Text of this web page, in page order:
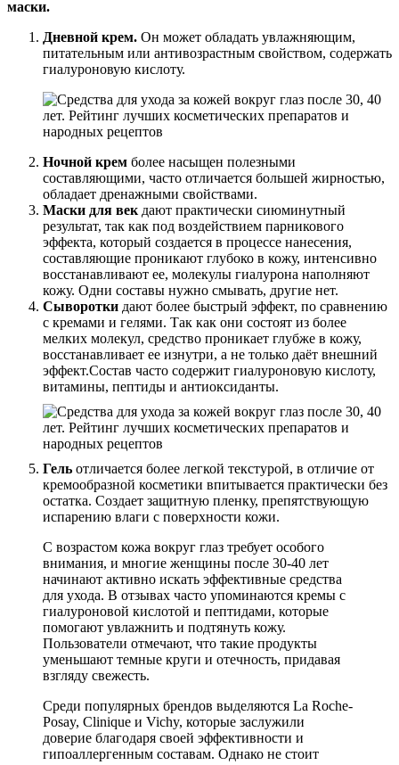
маски.
Дневной крем. Он может обладать увлажняющим,
питательным или антивозрастным свойством, содержать
гиалуроновую кислоту.
Ночной крем более насыщен полезными
составляющими, часто отличается большей жирностью,
обладает дренажными свойствами.
Маски для век дают практически сиюминутный
результат, так как под воздействием парникового
эффекта, который создается в процессе нанесения,
составляющие проникают глубоко в кожу, интенсивно
восстанавливают ее, молекулы гиалурона наполняют
кожу. Одни составы нужно смывать, другие нет.
Сыворотки дают более быстрый эффект, по сравнению
с кремами и гелями. Так как они состоят из более
мелких молекул, средство проникает глубже в кожу,
восстанавливает ее изнутри, а не только даёт внешний
эффект.Состав часто содержит гиалуроновую кислоту,
витамины, пептиды и антиоксиданты.
Гель отличается более легкой текстурой, в отличие от
кремообразной косметики впитывается практически без
остатка. Создает защитную пленку, препятствующую
испарению влаги с поверхности кожи.
С возрастом кожа вокруг глаз требует особого
внимания, и многие женщины после 30-40 лет
начинают активно искать эффективные средства
для ухода. В отзывах часто упоминаются кремы с
гиалуроновой кислотой и пептидами, которые
помогают увлажнить и подтянуть кожу.
Пользователи отмечают, что такие продукты
уменьшают темные круги и отечность, придавая
взгляду свежесть.
Среди популярных брендов выделяются La Roche-
Posay, Clinique и Vichy, которые заслужили
доверие благодаря своей эффективности и
гипоаллергенным составам. Однако не стоит